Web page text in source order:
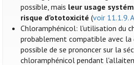
possible, mais leur usage
risque d’ototoxicité (voir 11.1.9.
Chloramphénicol: l'utilisation du
probablement compatible avec la
possible de se prononcer sur la
chloramphénicol pendant